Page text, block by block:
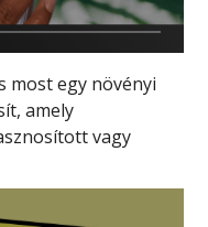
most egy növényi
amely
vagy